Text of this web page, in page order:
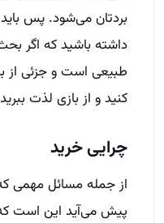
بردتان می‌شود. پس
داشته باشید که اگر
طبیعی است و جزئی
کنید و از بازی لذت ببرید
چرایی خرید
از جمله مسائل مهمی
پیش می‌آید این است که